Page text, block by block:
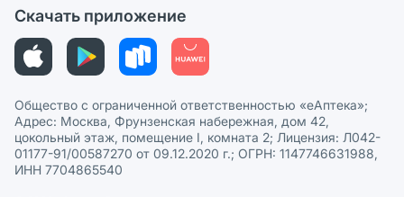
Этика и соответствие
Политика в отношении обработки персональных данных
Скачать приложение
Общество с ограниченной ответственностью «еАптека»;
Адрес: Москва, Фрунзенская набережная, дом 42,
цокольный этаж, помещение I, комната 2; Лицензия: Л042-
01177-91/00587270 от 09.12.2020 г.; ОГРН: 1147746631988,
ИНН 7704865540